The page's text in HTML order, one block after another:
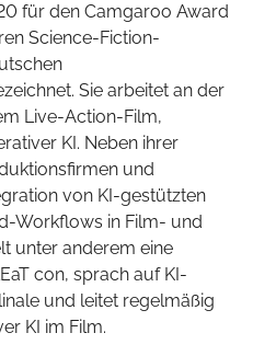
für den Camgaroo Award
Science-Fiction-
Sie arbeitet an der
Live-Action-Film,
KI. Neben ihrer
und
von KI-gestützten
Workflows in Film- und
unter anderem eine
con, sprach auf KI-
und leitet regelmäßig
KI im Film.